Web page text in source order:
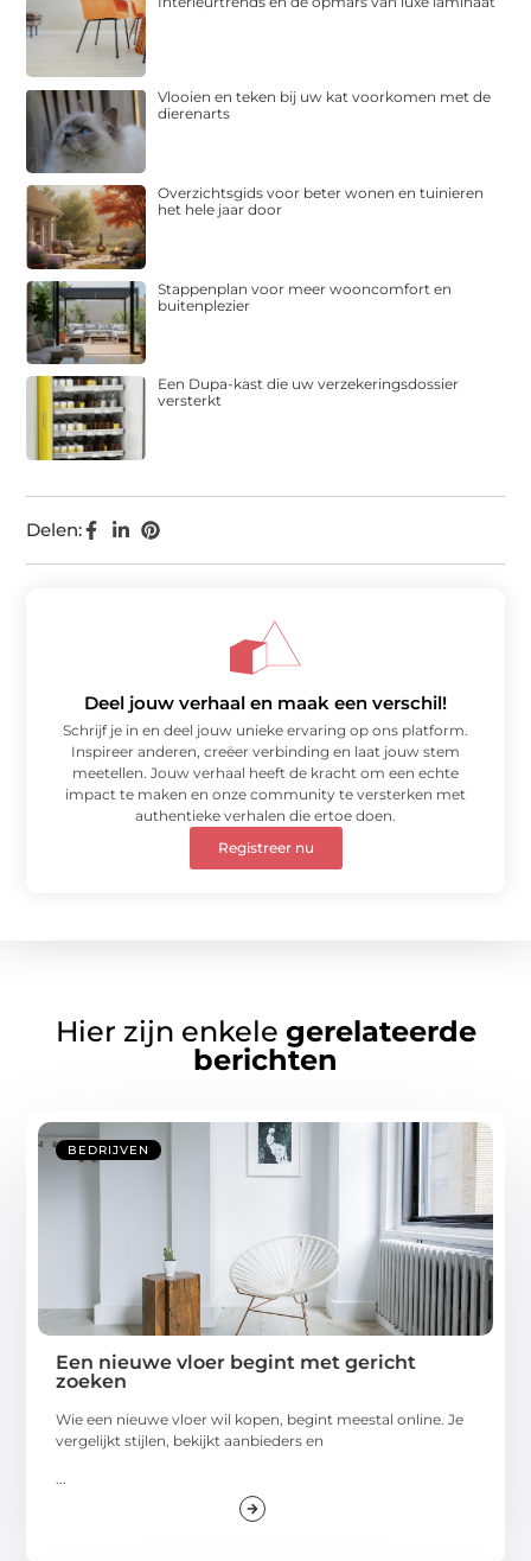
Delen:
Vlooien en teken bij uw kat voorkomen met de
dierenarts
Overzichtsgids voor beter wonen en tuinieren
het hele jaar door
Stappenplan voor meer wooncomfort en
buitenplezier
Een Dupa-kast die uw verzekeringsdossier
versterkt
Deel jouw verhaal en maak een verschil!
Schrijf je in en deel jouw unieke ervaring op ons platform.
Inspireer anderen, creëer verbinding en laat jouw stem
meetellen. Jouw verhaal heeft de kracht om een echte
impact te maken en onze community te versterken met
authentieke verhalen die ertoe doen.
Registreer nu
Hier zijn enkele gerelateerde
berichten
BEDRIJVEN
Een nieuwe vloer begint met gericht
zoeken
Wie een nieuwe vloer wil kopen, begint meestal online. Je
vergelijkt stijlen, bekijkt aanbieders en
...